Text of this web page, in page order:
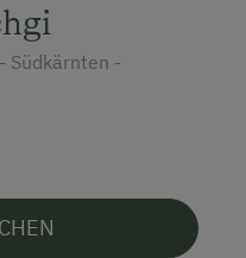
Südkärnten -